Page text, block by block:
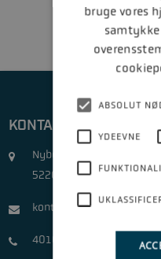
KONTAKT
Nyborgvej 703
5220 Odense SØ
kontakt@automarine.dk
40162244
bruge vores
ABSOLUT
YDEEVNE